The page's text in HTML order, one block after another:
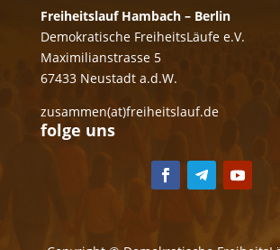
Freiheitslauf Hambach – Berlin
Demokratische FreiheitsLäufe e.V.
Maximilianstrasse 5
67433 Neustadt a.d.W.
zusammen(at)freiheitslauf.de
folge uns